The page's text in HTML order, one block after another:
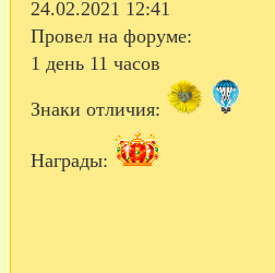
24.02.2021 12:41
Провел на форуме:
1 день 11 часов
Знаки отличия:
Награды: